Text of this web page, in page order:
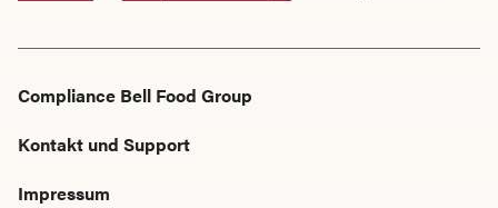
Compliance Bell Food Group
Kontakt und Support
Impressum